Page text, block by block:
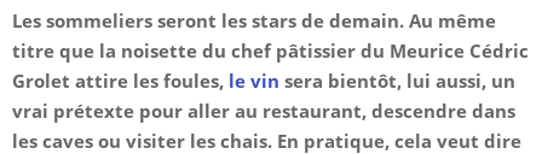
Les sommeliers seront les stars de demain. Au même
titre que la noisette du chef pâtissier du Meurice Cédric
Grolet attire les foules, le vin sera bientôt, lui aussi, un
vrai prétexte pour aller au restaurant, descendre dans
les caves ou visiter les chais. En pratique, cela veut dire